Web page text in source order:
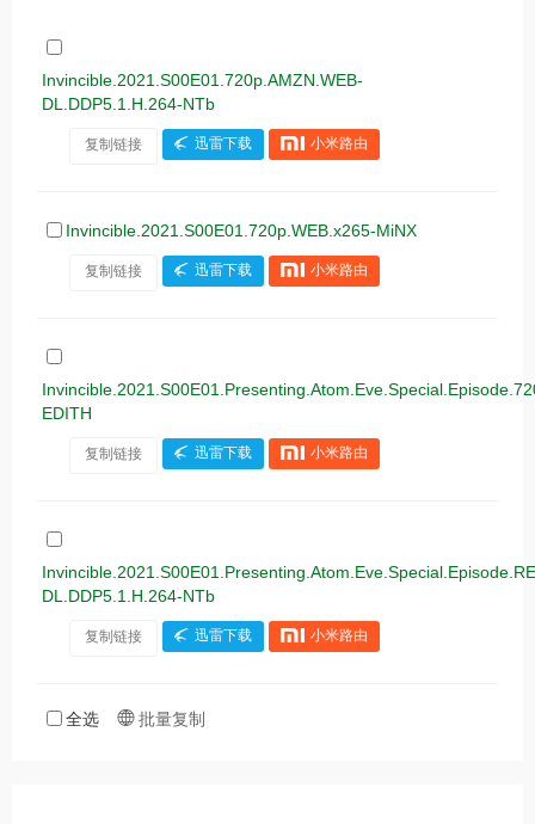
Invincible.2021.S00E01.720p.AMZN.WEB-
DL.DDP5.1.H.264-NTb
复制链接 迅雷下载 小米路由
Invincible.2021.S00E01.720p.WEB.x265-MiNX
复制链接 迅雷下载 小米路由
EDITH
复制链接 迅雷下载 小米路由
DL.DDP5.1.H.264-NTb
复制链接 迅雷下载 小米路由
全选 批量复制